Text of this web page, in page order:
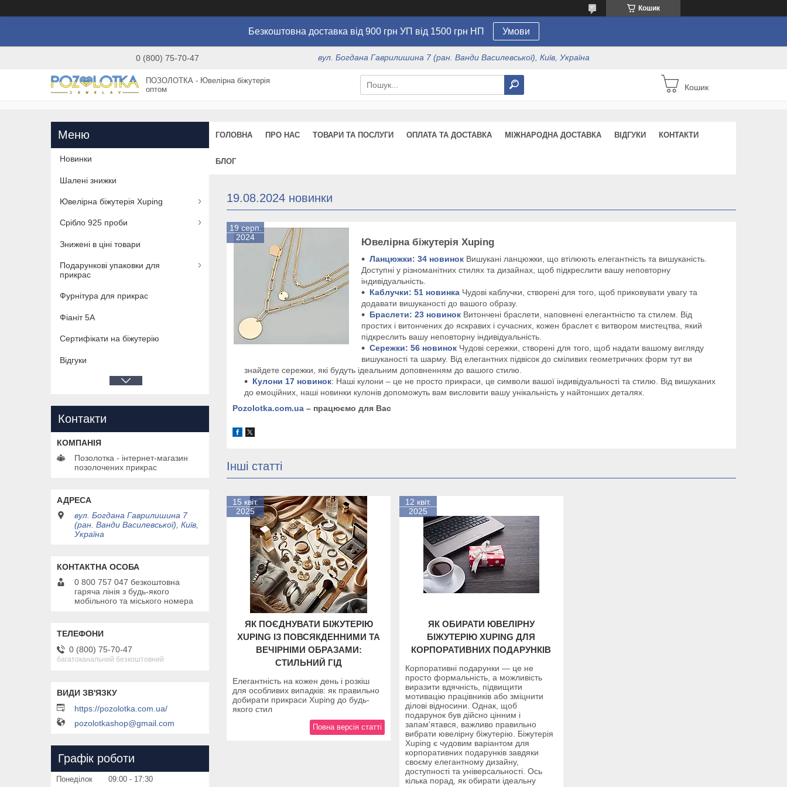
Кошик
Безкоштовна доставка від 900 грн УП від 1500 грн НП Умови
0 (800) 75-70-47 вул. Богдана Гаврилишина 7 (ран. Ванди Василевської), Київ, Україна
ПОЗОЛОТКА - Ювелірна біжутерія
оптом
Кошик
ГОЛОВНА ПРО НАС ТОВАРИ ТА ПОСЛУГИ ОПЛАТА ТА ДОСТАВКА МІЖНАРОДНА ДОСТАВКА ВІДГУКИ КОНТАКТИ
БЛОГ
19.08.2024 новинки
19 серп.
2024
Ювелірна біжутерія Xuping
Ланцюжки: 34 новинок Вишукані ланцюжки, що втілюють елегантність та вишуканість.
Доступні у різноманітних стилях та дизайнах, щоб підкреслити вашу неповторну
індивідуальність.
Каблучки: 51 новинка Чудові каблучки, створені для того, щоб приковувати увагу та
додавати вишуканості до вашого образу.
Браслети: 23 новинок Витончені браслети, наповнені елегантністю та стилем. Від
простих і витончених до яскравих і сучасних, кожен браслет є витвором мистецтва, який
підкреслить вашу неповторну індивідуальність.
Сережки: 56 новинок Чудові сережки, створені для того, щоб надати вашому вигляду
вишуканості та шарму. Від елегантних підвісок до сміливих геометричних форм тут ви
знайдете сережки, які будуть ідеальним доповненням до вашого стилю.
Кулони 17 новинок: Наші кулони – це не просто прикраси, це символи вашої індивідуальності та стилю. Від вишуканих
до емоційних, наші новинки кулонів допоможуть вам висловити вашу унікальність у найтонших деталях.
Pozolotka.com.ua – працюємо для Вас
Інші статті
15 квіт.
2025
ЯК ПОЄДНУВАТИ БІЖУТЕРІЮ
XUPING ІЗ ПОВСЯКДЕННИМИ ТА
ВЕЧІРНІМИ ОБРАЗАМИ:
СТИЛЬНИЙ ГІД
Елегантність на кожен день і розкіш
для особливих випадків: як правильно
добирати прикраси Xuping до будь-
якого стил
Повна версія статті
12 квіт.
2025
ЯК ОБИРАТИ ЮВЕЛІРНУ
БІЖУТЕРІЮ XUPING ДЛЯ
КОРПОРАТИВНИХ ПОДАРУНКІВ
Корпоративні подарунки — це не
просто формальність, а можливість
виразити вдячність, підвищити
мотивацію працівників або зміцнити
ділові відносини. Однак, щоб
подарунок був дійсно цінним і
запам'ятався, важливо правильно
вибрати ювелірну біжутерію. Біжутерія
Xuping є чудовим варіантом для
корпоративних подарунків завдяки
своєму елегантному дизайну,
доступності та універсальності. Ось
кілька порад, як обирати ідеальну
Новинки
Шалені знижки
Ювелірна біжутерія Xuping
Срібло 925 проби
Знижені в ціні товари
Подарункові упаковки для
прикрас
Фурнітура для прикрас
Фіаніт 5А
Сертифікати на біжутерію
Відгуки
Контакти
Позолотка - інтернет-магазин
позолочених прикрас
вул. Богдана Гаврилишина 7
(ран. Ванди Василевської), Київ,
Україна
0 800 757 047 безкоштовна
гаряча лінія з будь-якого
мобільного та міського номера
0 (800) 75-70-47
багатоканальний безкоштовний
https://pozolotka.com.ua/
pozolotkashop@gmail.com
Графік роботи
Понеділок 09:00
17:30